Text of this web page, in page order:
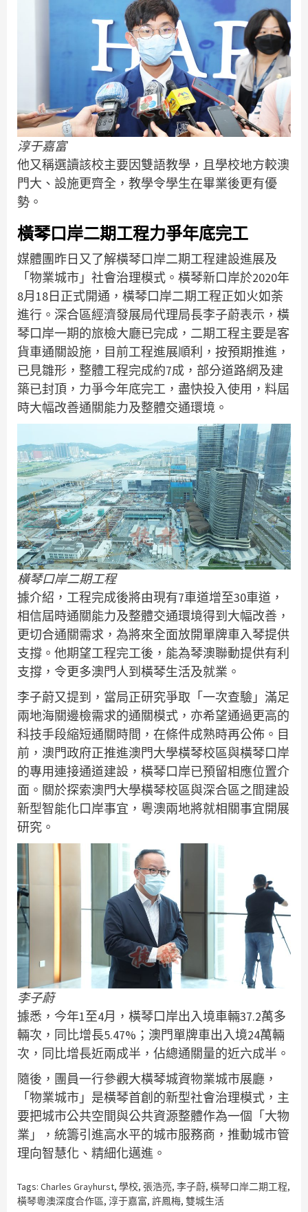
淳于嘉富
他又稱選讀該校主要因雙語教學，且學校地方較澳
門大、設施更齊全，教學令學生在畢業後更有優
勢。
橫琴口岸二期工程力爭年底完工
媒體團昨日又了解橫琴口岸二期工程建設進展及
「物業城市」社會治理模式。橫琴新口岸於2020年
8月18日正式開通，橫琴口岸二期工程正如火如荼
進行。深合區經濟發展局代理局長李子蔚表示，橫
琴口岸一期的旅檢大廳已完成，二期工程主要是客
貨車通關設施，目前工程進展順利，按預期推進，
已見雛形，整體工程完成約7成，部分道路網及建
築已封頂，力爭今年底完工，盡快投入使用，料屆
時大幅改善通關能力及整體交通環境。
橫琴口岸二期工程
據介紹，工程完成後將由現有7車道增至30車道，
相信屆時通關能力及整體交通環境得到大幅改善，
更切合通關需求，為將來全面放開單牌車入琴提供
支撐。他期望工程完工後，能為琴澳聯動提供有利
支撐，令更多澳門人到橫琴生活及就業。
李子蔚又提到，當局正研究爭取「一次查驗」滿足
兩地海關邊檢需求的通關模式，亦希望通過更高的
科技手段縮短通關時間，在條件成熟時再公佈。目
前，澳門政府正推進澳門大學橫琴校區與橫琴口岸
的專用連接通道建設，橫琴口岸已預留相應位置介
面。關於探索澳門大學橫琴校區與深合區之間建設
新型智能化口岸事宜，粵澳兩地將就相關事宜開展
研究。
李子蔚
據悉，今年1至4月，橫琴口岸出入境車輛37.2萬多
輛次，同比增長5.47%；澳門單牌車出入境24萬輛
次，同比增長近兩成半，佔總通關量的近六成半。
隨後，團員一行參觀大橫琴城資物業城市展廳，
「物業城市」是橫琴首創的新型社會治理模式，主
要把城市公共空間與公共資源整體作為一個「大物
業」，統籌引進高水平的城市服務商，推動城市管
理向智慧化、精細化邁進。
Tags: Charles Grayhurst, 學校, 張浩亮, 李子蔚, 橫琴口岸二期工程,
橫琴粵澳深度合作區, 淳于嘉富, 許鳳梅, 雙城生活